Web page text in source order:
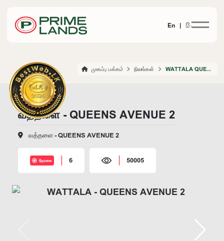
En | සිං
முகப்பு பக்கம் நிலங்கள் WATTALA QUEENS AVENUE 2
வத்தளை - QUEENS AVENUE 2
வத்தளை - QUEENS AVENUE 2
நேரலை 6 50005